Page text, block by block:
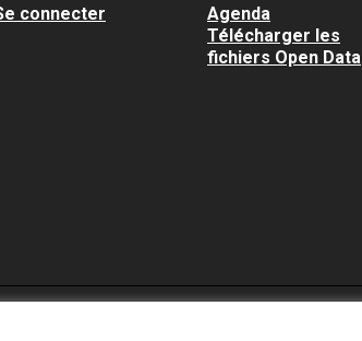
connecter
Agenda
Télécharger les
fichiers Open Data